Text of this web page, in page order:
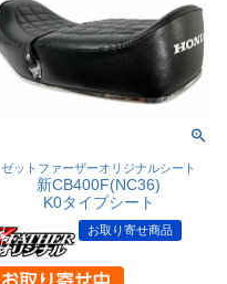
ゼットファーザーオリジナルシート
新CB400F(NC36)
K0タイプシート
お取り寄せ商品